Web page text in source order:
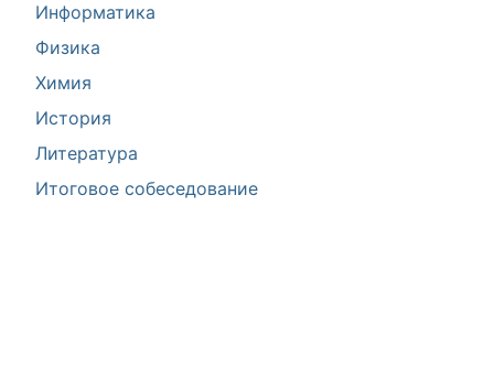
Информатика
Физика
Химия
История
Литература
Итоговое собеседование